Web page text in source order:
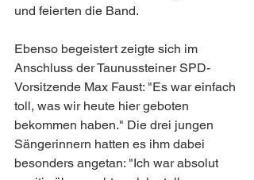
und feierten die Band.
Ebenso begeistert zeigte sich im
Anschluss der Taunussteiner SPD-
Vorsitzende Max Faust: "Es war einfach
toll, was wir heute hier geboten
bekommen haben." Die drei jungen
Sängerinnern hatten es ihm dabei
besonders angetan: "Ich war absolut